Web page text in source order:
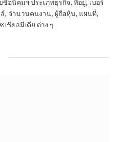
อนิคมฯ ประเภทธุรกิจ, ที่อยู่, เบอร์
, จำนวนคนงาน, ผู้ถือหุ้น, แผนที่,
เชียลมีเดีย ต่าง ๆ